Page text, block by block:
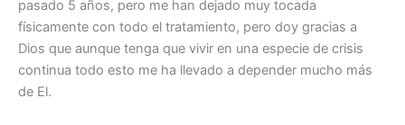
pasado 5 años, pero me han dejado muy tocada
físicamente con todo el tratamiento, pero doy gracias a
Dios que aunque tenga que vivir en una especie de crisis
continua todo esto me ha llevado a depender mucho más
de El.